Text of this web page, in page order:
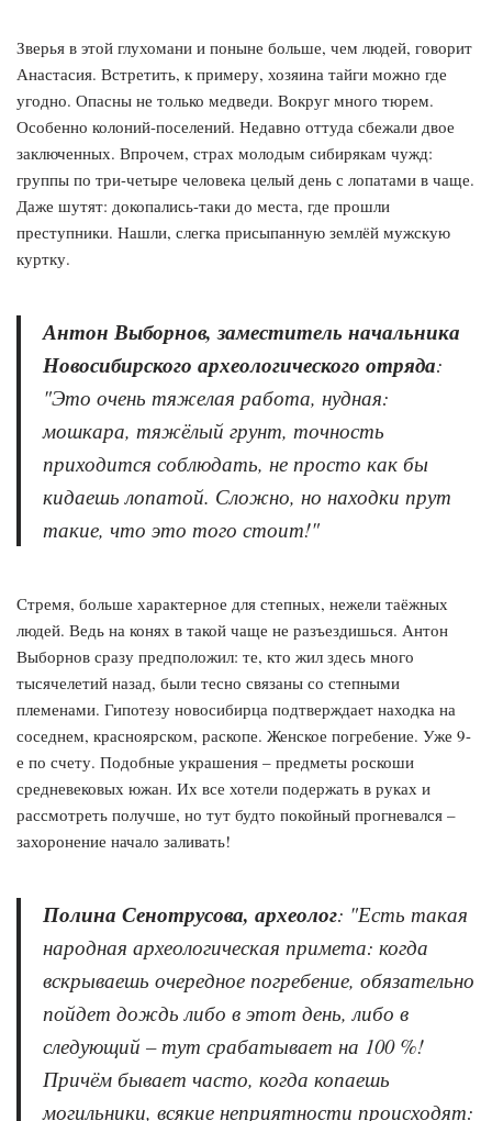
Зверья в этой глухомани и поныне больше, чем людей, говорит
Анастасия. Встретить, к примеру, хозяина тайги можно где
угодно. Опасны не только медведи. Вокруг много тюрем.
Особенно колоний-поселений. Недавно оттуда сбежали двое
заключенных. Впрочем, страх молодым сибирякам чужд:
группы по три-четыре человека целый день с лопатами в чаще.
Даже шутят: докопались-таки до места, где прошли
преступники. Нашли, слегка присыпанную землёй мужскую
куртку.
Антон Выборнов, заместитель начальника
Новосибирского археологического отряда:
"Это очень тяжелая работа, нудная:
мошкара, тяжёлый грунт, точность
приходится соблюдать, не просто как бы
кидаешь лопатой. Сложно, но находки прут
такие, что это того стоит!"
Стремя, больше характерное для степных, нежели таёжных
людей. Ведь на конях в такой чаще не разъездишься. Антон
Выборнов сразу предположил: те, кто жил здесь много
тысячелетий назад, были тесно связаны со степными
племенами. Гипотезу новосибирца подтверждает находка на
соседнем, красноярском, раскопе. Женское погребение. Уже 9-
е по счету. Подобные украшения – предметы роскоши
средневековых южан. Их все хотели подержать в руках и
рассмотреть получше, но тут будто покойный прогневался –
захоронение начало заливать!
Полина Сенотрусова, археолог: "Есть такая
народная археологическая примета: когда
вскрываешь очередное погребение, обязательно
пойдет дождь либо в этот день, либо в
следующий – тут срабатывает на 100 %!
Причём бывает часто, когда копаешь
могильники, всякие неприятности происходят: